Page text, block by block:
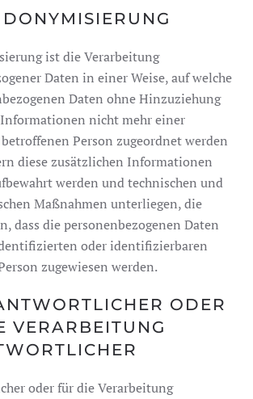
ist die Verarbeitung
Daten in einer Weise, auf welche
Daten ohne Hinzuziehung
nicht mehr einer
Person zugeordnet werden
diese zusätzlichen Informationen
werden und technischen und
Maßnahmen unterliegen, die
dass die personenbezogenen Daten
oder identifizierbaren
zugewiesen werden.
ODER
VERARBEITUNG
oder für die Verarbeitung